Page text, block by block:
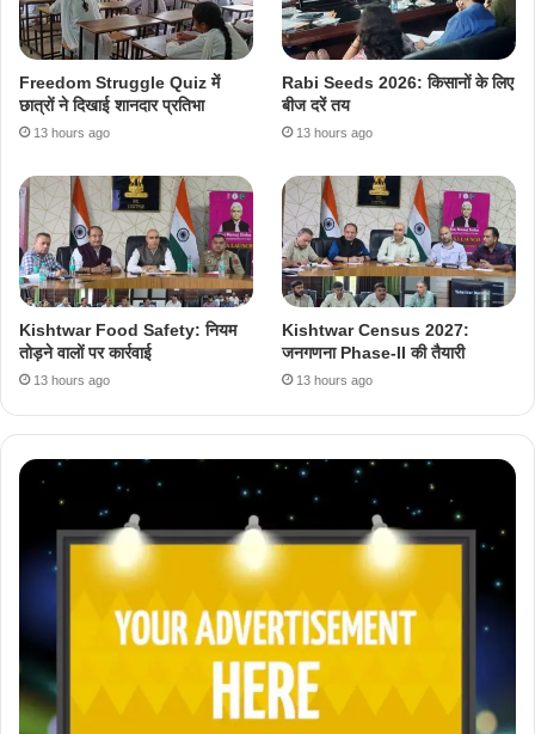
Freedom Struggle Quiz में
छात्रों ने दिखाई शानदार प्रतिभा
13 hours ago
Rabi Seeds 2026: किसानों के लिए
बीज दरें तय
13 hours ago
Kishtwar Food Safety: नियम
तोड़ने वालों पर कार्रवाई
13 hours ago
Kishtwar Census 2027:
जनगणना Phase-II की तैयारी
13 hours ago